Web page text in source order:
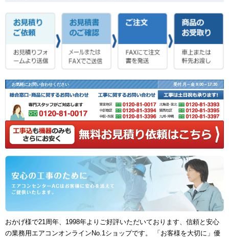
お気軽にお問い合わせください 受付 月～金 9:00～17:30
おかげ様で21周年、1998年よりご好評いただいております、信頼と安心
の業務用エアコンオンラインNo.1ショップです。 「お客様を大切に」優